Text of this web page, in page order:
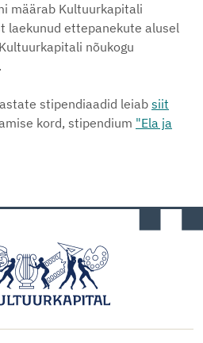
määrab Kultuurkapitali
laekunud ettepanekute alusel
nõukogu
stipendiaadid leiab siit
kord, stipendium "Ela ja